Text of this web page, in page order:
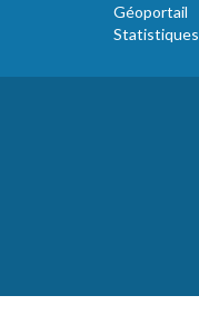
Géoportail
Statistiques